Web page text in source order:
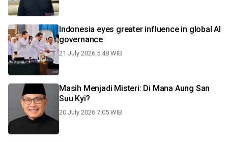
Indonesia eyes greater influence in global AI
governance
21 July 2026 5:48 WIB
Masih Menjadi Misteri: Di Mana Aung San
Suu Kyi?
20 July 2026 7:05 WIB